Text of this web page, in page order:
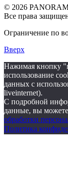
© 2026
Все права
Ограничение по
Вверх
Нажимая кнопку
использование
данных с
liveinternet).
С подробной
данные, вы
обработки
Политика